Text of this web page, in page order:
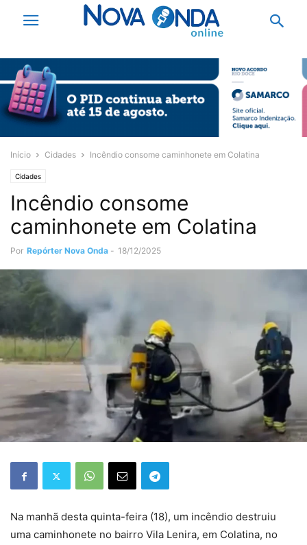
Início Cidades Incêndio consome caminhonete em Colatina
Cidades
Incêndio consome
caminhonete em Colatina
Por Repórter Nova Onda - 18/12/2025
Na manhã desta quinta-feira (18), um incêndio destruiu
uma caminhonete no bairro Vila Lenira, em Colatina, no